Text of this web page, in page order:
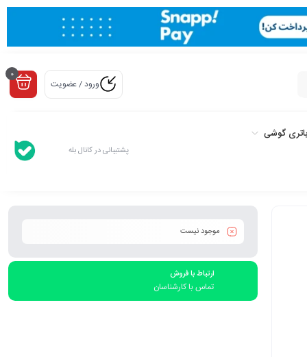
ورود / عضویت
0
باتری گوشی
پشتیبانی در کانال بله
موجود نیست
ارتباط با فروش
تماس با کارشناسان